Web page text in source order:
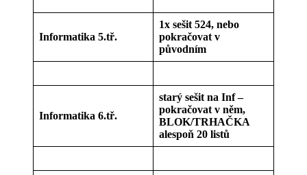
Informatika 5.tř.
1x sešit 524, nebo
pokračovat v
původním
Informatika 6.tř.
starý sešit na Inf –
pokračovat v něm,
BLOK/TRHAČKA
alespoň 20 listů